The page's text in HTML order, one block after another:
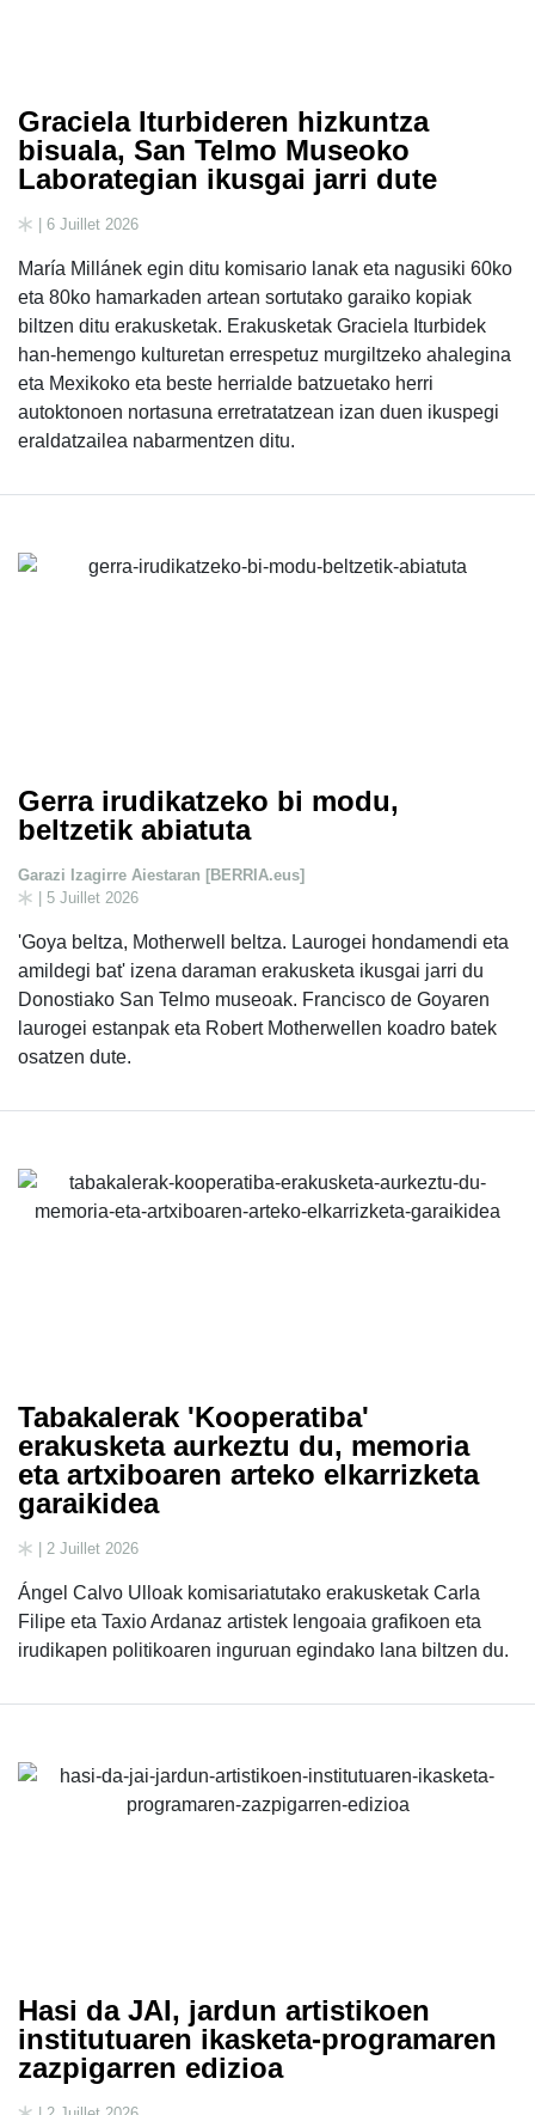
Graciela Iturbideren hizkuntza
bisuala, San Telmo Museoko
Laborategian ikusgai jarri dute
| 6 Juillet 2026
María Millánek egin ditu komisario lanak eta nagusiki 60ko
eta 80ko hamarkaden artean sortutako garaiko kopiak
biltzen ditu erakusketak. Erakusketak Graciela Iturbidek
han-hemengo kulturetan errespetuz murgiltzeko ahalegina
eta Mexikoko eta beste herrialde batzuetako herri
autoktonoen nortasuna erretratatzean izan duen ikuspegi
eraldatzailea nabarmentzen ditu.
Gerra irudikatzeko bi modu,
beltzetik abiatuta
Garazi Izagirre Aiestaran [BERRIA.eus]
| 5 Juillet 2026
'Goya beltza, Motherwell beltza. Laurogei hondamendi eta
amildegi bat' izena daraman erakusketa ikusgai jarri du
Donostiako San Telmo museoak. Francisco de Goyaren
laurogei estanpak eta Robert Motherwellen koadro batek
osatzen dute.
Tabakalerak 'Kooperatiba'
erakusketa aurkeztu du, memoria
eta artxiboaren arteko elkarrizketa
garaikidea
| 2 Juillet 2026
Ángel Calvo Ulloak komisariatutako erakusketak Carla
Filipe eta Taxio Ardanaz artistek lengoaia grafikoen eta
irudikapen politikoaren inguruan egindako lana biltzen du.
Hasi da JAI, jardun artistikoen
institutuaren ikasketa-programaren
zazpigarren edizioa